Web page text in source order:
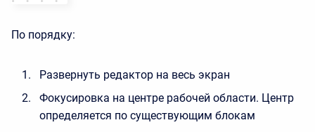
По порядку:
Развернуть редактор на весь экран
Фокусировка на центре рабочей области. Центр
определяется по существующим блокам